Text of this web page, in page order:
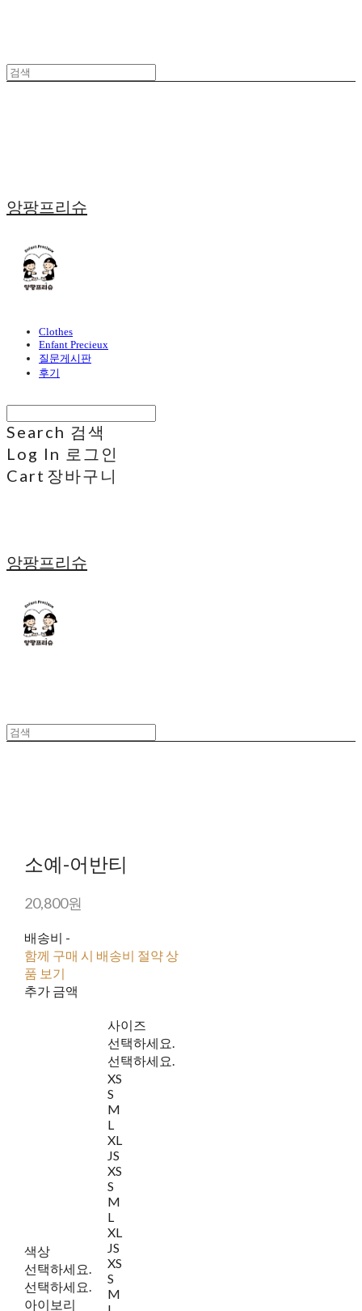
앙팡프리슈
Clothes
Enfant Precieux
질문게시판
후기
Search 검색
Log In 로그인
Cart 장바구니
앙팡프리슈
소예-어반티
20,800원
배송비 -
함께 구매 시 배송비 절약 상
품 보기
추가 금액
색상
선택하세요.
선택하세요.
아이보리
사이즈
선택하세요.
선택하세요.
XS
S
M
L
XL
JS
XS
S
M
L
XL
JS
XS
S
M